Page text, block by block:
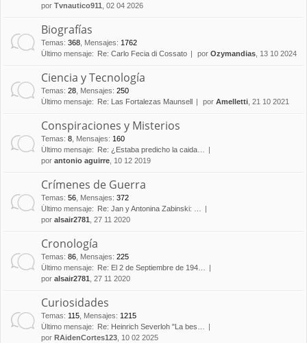
por Tvnautico911 , 02 04 2026
Biografías
Temas: 368 Mensajes: 1762
Último mensaje:
Re: Carlo Fecia di Cossato por Ozymandias , 13 10 2024
Ciencia y Tecnología
Temas: 28 Mensajes: 250
Último mensaje:
Re: Las Fortalezas Maunsell por Amelletti , 21 10 2021
Conspiraciones y Misterios
Temas: 8 Mensajes: 160
Último mensaje:
Re: ¿Estaba predicho la caida…
por antonio aguirre , 10 12 2019
Crímenes de Guerra
Temas: 56 Mensajes: 372
Último mensaje:
Re: Jan y Antonina Zabinski: …
por alsair2781 , 27 11 2020
Cronología
Temas: 86 Mensajes: 225
Último mensaje:
Re: El 2 de Septiembre de 194…
por alsair2781 , 27 11 2020
Curiosidades
Temas: 115 Mensajes: 1215
Último mensaje:
Re: Heinrich Severloh "La bes…
por RAidenCortes123 , 10 02 2025